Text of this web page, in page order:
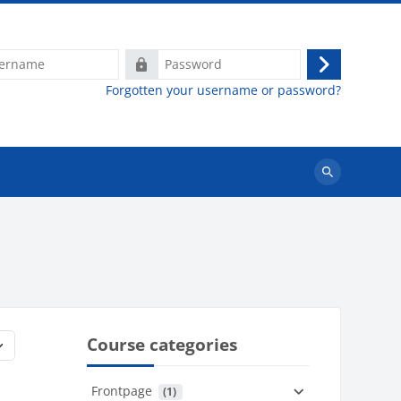
Password
Log
in
Forgotten your username or password?
Search
Course categories
Frontpage (1)